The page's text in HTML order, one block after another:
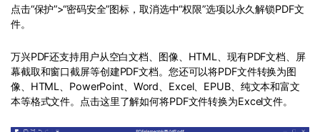
点击“保护”>“密码安全”图标，取消选中“权限”选项以永久解锁PDF文
件。
万兴PDF还支持用户从空白文档、图像、HTML、现有PDF文档、屏
幕截取和窗口截屏等创建PDF文档。您还可以将PDF文件转换为图
像、HTML、PowerPoint、Word、Excel、EPUB、纯文本和富文
本等格式文件。点击这里了解如何将PDF文件转换为Excel文件。